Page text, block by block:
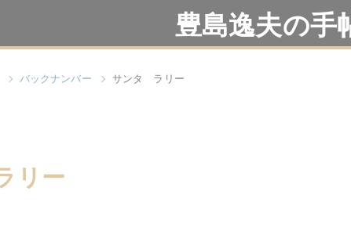
豊島逸夫の手
バックナンバー サンタ ラリー
リー